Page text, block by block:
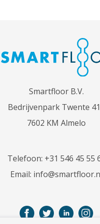
Smartfloor B.V.
Bedrijvenpark Twente
7602 KM Almelo
Telefoon: +31 546 45 55
Email: